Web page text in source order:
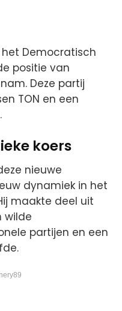
het Democratisch
positie van
Deze partij
TON en een
koers
nieuwe
dynamiek in het
maakte deel uit
wilde
partijen en een